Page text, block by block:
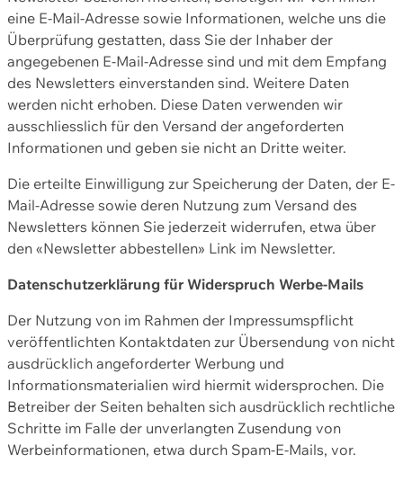
eine E-Mail-Adresse sowie Informationen, welche uns die
Überprüfung gestatten, dass Sie der Inhaber der
angegebenen E-Mail-Adresse sind und mit dem Empfang
des Newsletters einverstanden sind. Weitere Daten
werden nicht erhoben. Diese Daten verwenden wir
ausschliesslich für den Versand der angeforderten
Informationen und geben sie nicht an Dritte weiter.
Die erteilte Einwilligung zur Speicherung der Daten, der E-
Mail-Adresse sowie deren Nutzung zum Versand des
Newsletters können Sie jederzeit widerrufen, etwa über
den «Newsletter abbestellen» Link im Newsletter.
Datenschutzerklärung für Widerspruch Werbe-Mails
Der Nutzung von im Rahmen der Impressumspflicht
veröffentlichten Kontaktdaten zur Übersendung von nicht
ausdrücklich angeforderter Werbung und
Informationsmaterialien wird hiermit widersprochen. Die
Betreiber der Seiten behalten sich ausdrücklich rechtliche
Schritte im Falle der unverlangten Zusendung von
Werbeinformationen, etwa durch Spam-E-Mails, vor.